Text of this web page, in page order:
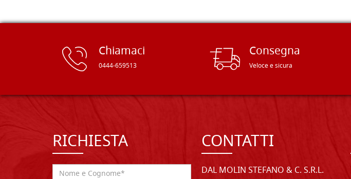
Chiamaci
0444-659513
Consegna
Veloce e sicura
RICHIESTA CONTATTI
DAL MOLIN STEFANO & C. S.R.L.